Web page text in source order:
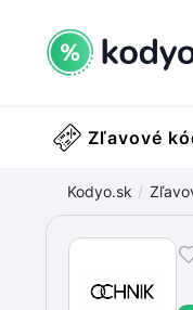
Zľavové
Kodyo.sk